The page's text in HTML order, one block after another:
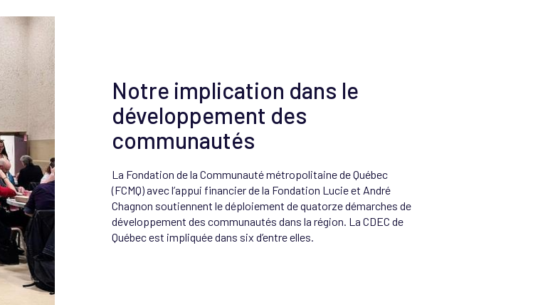
Notre implication dans le
développement des
communautés
La Fondation de la Communauté métropolitaine de Québec
(FCMQ) avec l’appui financier de la Fondation Lucie et André
Chagnon soutiennent le déploiement de quatorze démarches de
développement des communautés dans la région. La CDEC de
Québec est impliquée dans six d’entre elles.